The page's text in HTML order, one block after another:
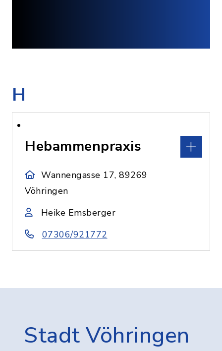
H
Hebammenpraxis
Wannengasse 17, 89269
Vöhringen
Heike Emsberger
07306/921772
Stadt Vöhringen